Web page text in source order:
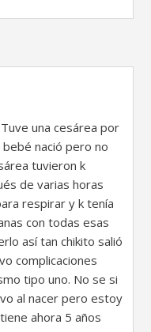
una cesárea por
nació pero no
tuvieron k
de varias horas
respirar y k tenía
con todas esas
así tan chikito salió
complicaciones
tipo uno. No se si
al nacer pero estoy
ahora 5 años